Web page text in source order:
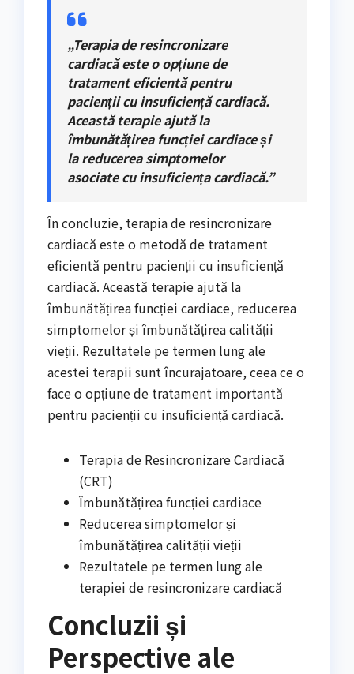
„Terapia de resincronizare
cardiacă este o opțiune de
tratament eficientă pentru
pacienții cu insuficiență cardiacă.
Această terapie ajută la
îmbunătățirea funcției cardiace și
la reducerea simptomelor
asociate cu insuficiența cardiacă.”
În concluzie, terapia de resincronizare
cardiacă este o metodă de tratament
eficientă pentru pacienții cu insuficiență
cardiacă. Această terapie ajută la
îmbunătățirea funcției cardiace, reducerea
simptomelor și îmbunătățirea calității
vieții. Rezultatele pe termen lung ale
acestei terapii sunt încurajatoare, ceea ce o
face o opțiune de tratament importantă
pentru pacienții cu insuficiență cardiacă.
Terapia de Resincronizare Cardiacă
(CRT)
Îmbunătățirea funcției cardiace
Reducerea simptomelor și
îmbunătățirea calității vieții
Rezultatele pe termen lung ale
terapiei de resincronizare cardiacă
Concluzii și
Perspective ale